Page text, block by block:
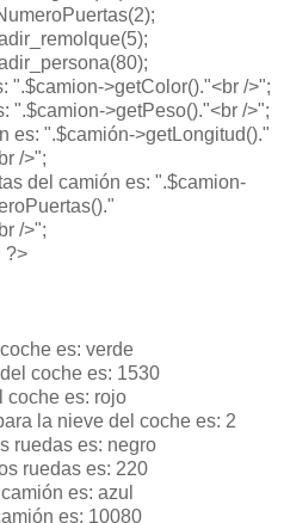
".$camion->getColor()."<br />";
".$camion->getPeso()."<br />";
es: ".$camión->getLongitud()."
/>";
del camión es: ".$camion-
/>";
?>
es: verde
coche es: 1530
coche es: rojo
la nieve del coche es: 2
ruedas es: negro
ruedas es: 220
es: azul
es: 10080